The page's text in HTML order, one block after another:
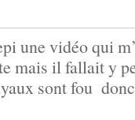
une vidéo qui
mais il fallait y
sont fou